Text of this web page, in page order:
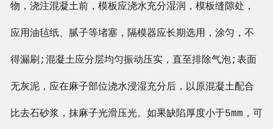
物，浇注混凝土前，模板应浇水充分湿润，模板缝隙处，
应用油毡纸、腻子等堵塞，隔模器应长期选用，涂匀，不
得漏刷;混凝土应分层均匀振动压实，直至排除气泡;表面
无灰泥，应在麻子部位浇水浸湿充分后，以原混凝土配合
比去石砂浆，抹麻子光滑压光。如果缺陷厚度小于5mm，可